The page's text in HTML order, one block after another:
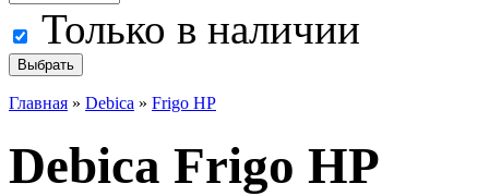
Только в наличии
Главная » Debica » Frigo HP
Debica Frigo HP